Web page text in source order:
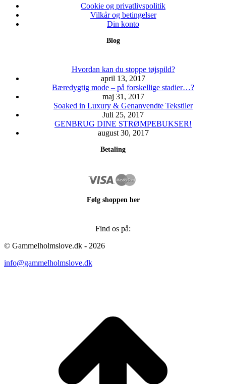
MulighederneCookie og privatlivspolitik
Vilkår og betingelser
Din konto
Blog
Hvordan kan du stoppe tøjspild?
april 13, 2017
Bæredygtig mode – på forskellige stadier…?
maj 31, 2017
Soaked in Luxury & Genanvendte Tekstiler
Juli 25, 2017
GENBRUG DINE STRØMPEBUKSER!
august 30, 2017
Betaling
Følg shoppen her
Find os på:
© Gammelholmslove.dk - 2026
info@gammelholmslove.dk